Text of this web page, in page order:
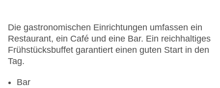
Pools:Beheizter Außenpool, Indoor Pool, Outdoor
Pool, Liegen am Pool
Landeskategorie: 5 Sterne
Die gastronomischen Einrichtungen umfassen ein
Restaurant, ein Café und eine Bar. Ein reichhaltiges
Frühstücksbuffet garantiert einen guten Start in den
Tag.
Bar